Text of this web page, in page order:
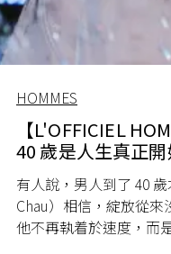
HOMMES
【L'OFFICIEL
40 歲是人生真正
有人說，男人到了 40
Chau）相信，綻放從來
他不再執着於速度，而